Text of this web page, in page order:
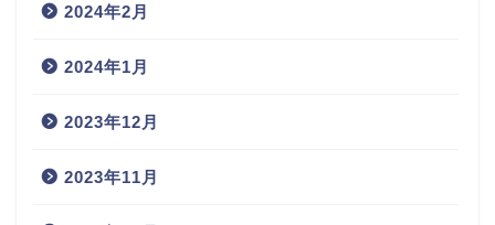
2024年2月
2024年1月
2023年12月
2023年11月